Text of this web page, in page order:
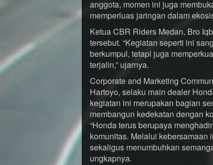
anggota, momen ini juga
memperluas jaringan dalam
Ketua CBR Riders Medan, Bro
tersebut. “Kegiatan seperti ini
berkumpul, tetapi juga
terjalin,” ujarnya.
Corporate and Marketing
Hartoyo, selaku main dealer
kegiatan ini merupakan bagian
membangun kedekatan dengan
“Honda terus berupaya
komunitas. Melalui
sekaligus menumbuhkan
ungkapnya.